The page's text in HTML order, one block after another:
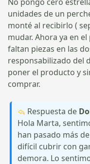
unidades de un
monté al recibirlo (
mudar. Ahora ya en
faltan piezas en las
responsabilizado del
poner el producto y
comprar.
Respuesta de
Hola Marta,
han pasado más
difícil cubrir con
demora. Lo